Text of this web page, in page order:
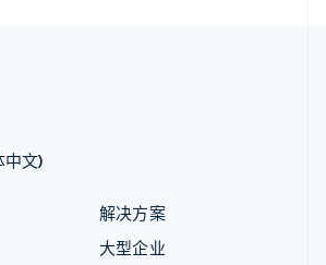
中文)
解决方案
大型企业